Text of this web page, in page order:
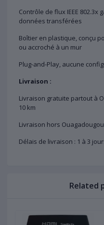
Contrôle de flux IEEE
données transférées
Boîtier en plastique, conçu
ou accroché à un mur
Plug-and-Play, aucune
Livraison :
Livraison gratuite partout à
10 km
Livraison hors
Délais de livraison : 1 à 3
Related